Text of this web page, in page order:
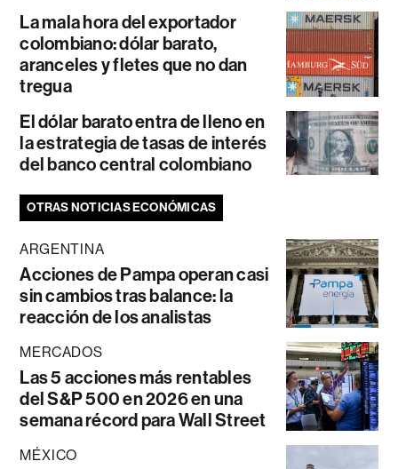
La mala hora del exportador
colombiano: dólar barato,
aranceles y fletes que no dan
tregua
El dólar barato entra de lleno en
la estrategia de tasas de interés
del banco central colombiano
OTRAS NOTICIAS ECONÓMICAS
ARGENTINA
Acciones de Pampa operan casi
sin cambios tras balance: la
reacción de los analistas
MERCADOS
Las 5 acciones más rentables
del S&P 500 en 2026 en una
semana récord para Wall Street
MÉXICO